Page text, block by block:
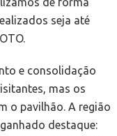
seja até
e consolidação
mas os
o pavilhão. A região
destaque: